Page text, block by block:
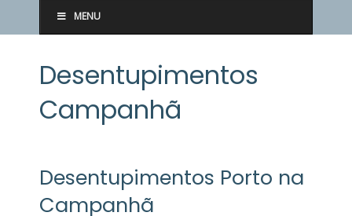
MENU
Desentupimentos
Campanhã
Desentupimentos Porto na
Campanhã